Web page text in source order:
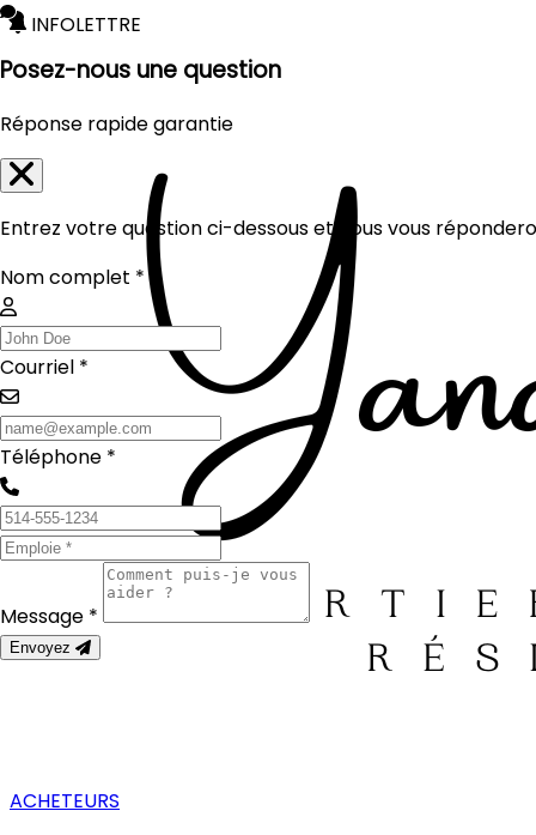
INFOLETTRE
ACHETEURS
Posez-nous une question
Réponse rapide garantie
Entrez votre question ci-dessous et nous vous
Nom complet *
Courriel *
Téléphone *
Message *
Envoyez